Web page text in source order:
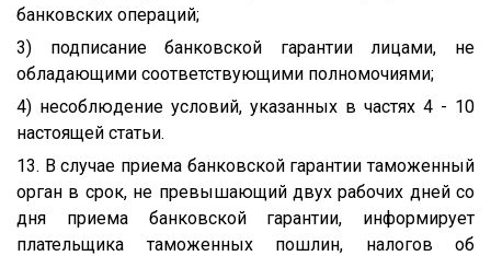
банковских операций;
3) подписание банковской гарантии лицами, не
обладающими соответствующими полномочиями;
4) несоблюдение условий, указанных в частях 4 - 10
настоящей статьи.
13. В случае приема банковской гарантии таможенный
орган в срок, не превышающий двух рабочих дней со
дня приема банковской гарантии, информирует
плательщика таможенных пошлин, налогов об